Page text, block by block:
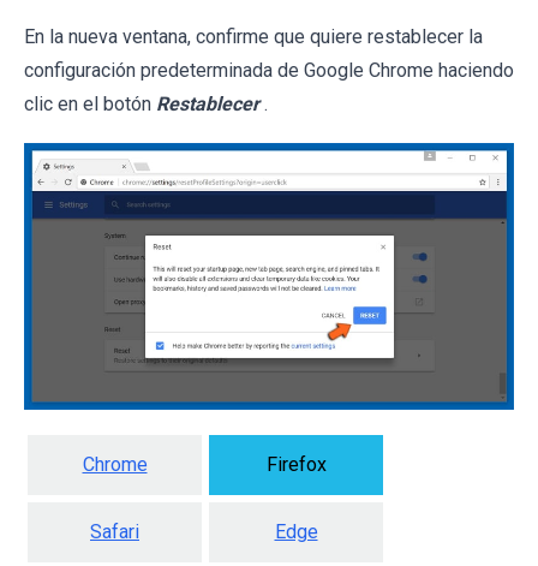
En la nueva ventana, confirme que quiere restablecer la
configuración predeterminada de Google Chrome haciendo
clic en el botón Restablecer .
Chrome Firefox
Safari Edge